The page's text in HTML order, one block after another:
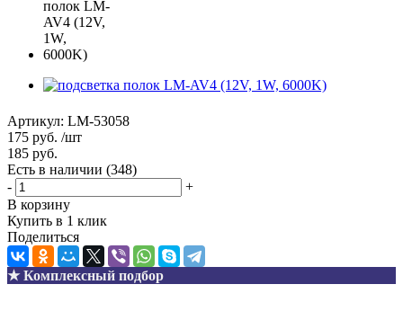
Артикул: LM-53058
175 руб. /шт
185 руб.
Есть в наличии (348)
-
+
В корзину
Купить в 1 клик
Поделиться
★ Комплексный подбор